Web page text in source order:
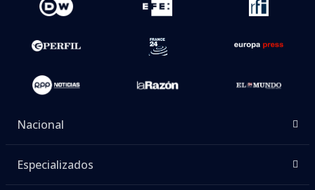
Nacional
Especializados